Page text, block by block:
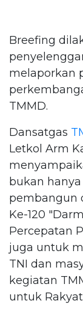
Breefing
melaporkan
TMMD.
Dansatgas
Letkol Arm
bukan
pembangun
Ke-120
Percepatan
juga untuk
TNI dan
kegiatan
untuk